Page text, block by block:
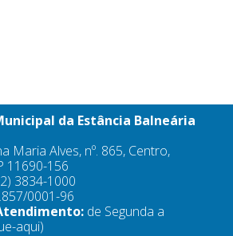
da Estância Balneária
Maria Alves, nº. 865, Centro,
11690-156
3834-1000
0001-96
de Segunda a
aqui)